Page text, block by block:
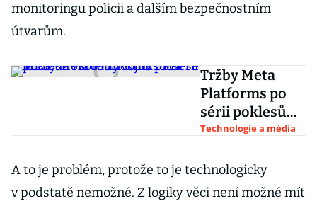
monitoringu policii a dalším bezpečnostním
útvarům.
Tržby Meta
Platforms po
sérii poklesů
vzrostly. Kurz
skoro
zdvojnásobil
Technologie a média
A to je problém, protože to je technologicky
v podstatě nemožné. Z logiky věci není možné mít